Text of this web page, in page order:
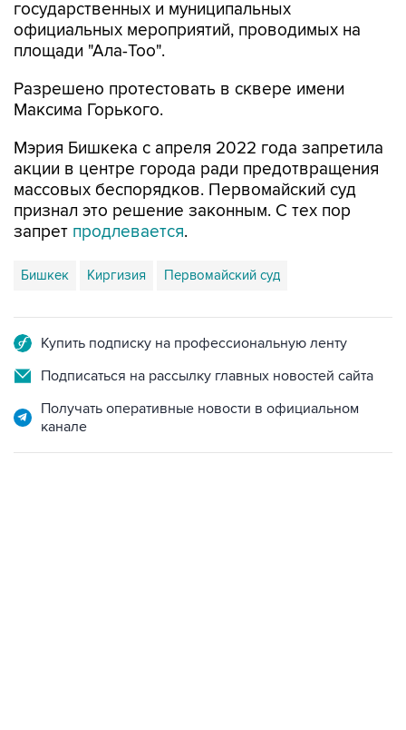
государственных и муниципальных
официальных мероприятий, проводимых на
площади "Ала-Тоо".
Разрешено протестовать в сквере имени
Максима Горького.
Мэрия Бишкека с апреля 2022 года запретила
акции в центре города ради предотвращения
массовых беспорядков. Первомайский суд
признал это решение законным. С тех пор
запрет продлевается.
Бишкек Киргизия Первомайский суд
Купить подписку на профессиональную ленту
Подписаться на рассылку главных новостей сайта
Получать оперативные новости в официальном
канале